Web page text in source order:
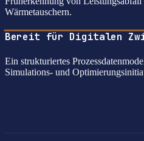
Wärmetauschern.
Bereit für Digitalen
Ein strukturiertes
Simulations- und